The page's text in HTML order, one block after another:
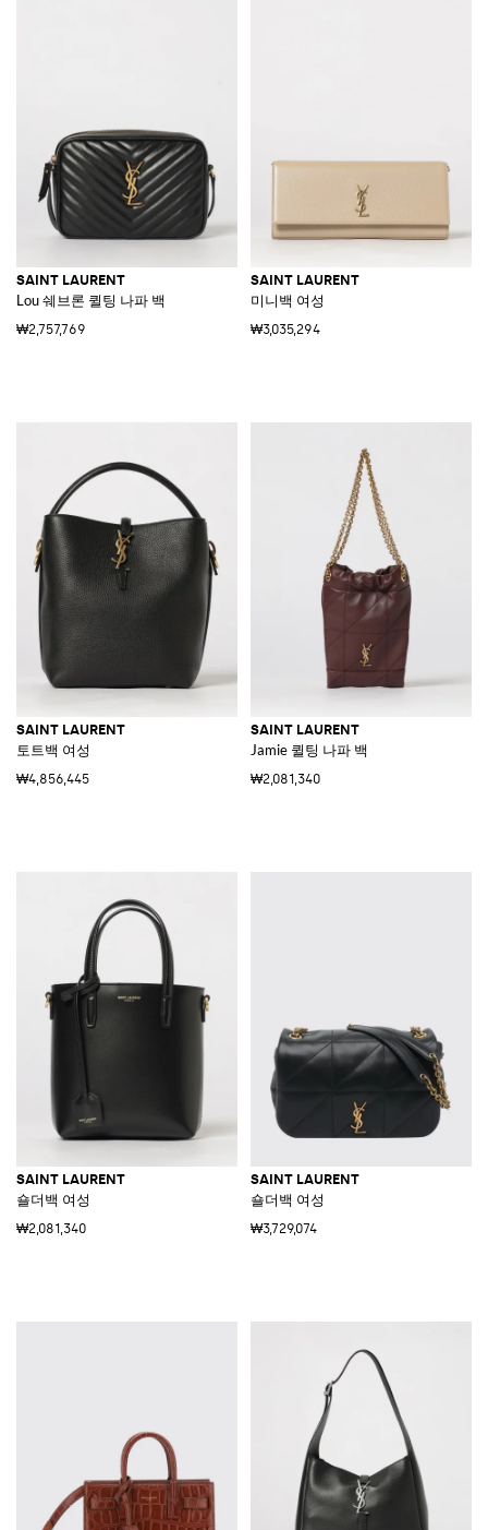
SAINT LAURENT
Lou 쉐브론 퀼팅 나파 백
₩2,757,769
SAINT LAURENT
미니백 여성
₩3,035,294
SAINT LAURENT
토트백 여성
₩4,856,445
SAINT LAURENT
Jamie 퀼팅 나파 백
₩2,081,340
SAINT LAURENT
숄더백 여성
₩2,081,340
SAINT LAURENT
숄더백 여성
₩3,729,074